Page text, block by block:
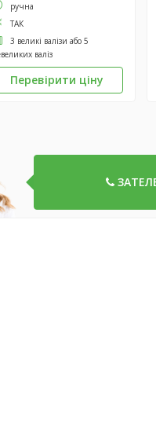
ручна
ТАК
3 великі валізи або 5
валіз
Перевірити ціну